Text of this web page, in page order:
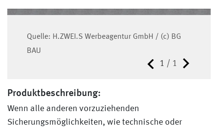
Quelle: H.ZWEI.S Werbeagentur GmbH / (c) BG
BAU
1 / 1
Produktbeschreibung:
Wenn alle anderen vorzuziehenden
Sicherungsmöglichkeiten, wie technische oder